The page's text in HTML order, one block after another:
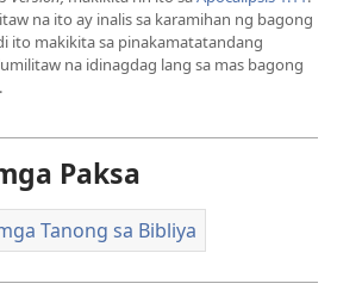
na ito ay inalis sa karamihan ng bagong
ito makikita sa pinakamatatandang
na idinagdag lang sa mas bagong
Paksa
Tanong sa Bibliya